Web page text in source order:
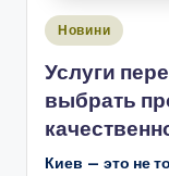
Опубліковано
Новини
Услуги
выбрать
Киев — это не